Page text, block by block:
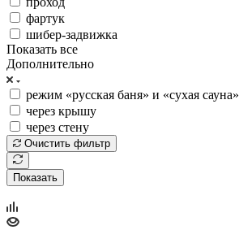
фартук
шибер-задвижка
Показать все
Дополнительно
режим «русская баня» и «сухая сауна»
через крышу
через стену
Очистить фильтр
Показать